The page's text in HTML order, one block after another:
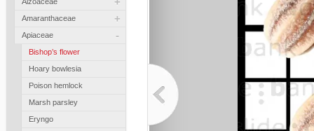
Amaranthaceae +
Apiaceae
Bishop’s flower
Hoary bowlesia
Poison hemlock
Marsh parsley
Eryngo
-